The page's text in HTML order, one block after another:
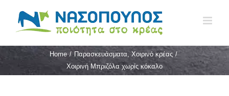
content
Home / Παρασκευάσματα, Χοιρινό κρέας /
Χοιρινή Μπριζόλα χωρίς κόκαλο